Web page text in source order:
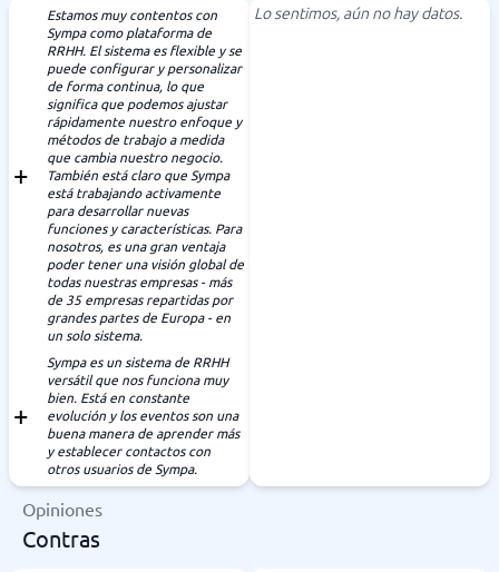
Estamos muy contentos con
Sympa como plataforma de
RRHH. El sistema es flexible y se
puede configurar y personalizar
de forma continua, lo que
significa que podemos ajustar
rápidamente nuestro enfoque y
métodos de trabajo a medida
que cambia nuestro negocio.
También está claro que Sympa
está trabajando activamente
para desarrollar nuevas
funciones y características. Para
nosotros, es una gran ventaja
poder tener una visión global de
todas nuestras empresas - más
de 35 empresas repartidas por
grandes partes de Europa - en
un solo sistema.
Sympa es un sistema de RRHH
versátil que nos funciona muy
bien. Está en constante
evolución y los eventos son una
buena manera de aprender más
y establecer contactos con
otros usuarios de Sympa.
Lo sentimos, aún no hay datos.
Opiniones
Contras